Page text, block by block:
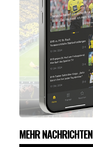
MEHR NACHRICHTEN